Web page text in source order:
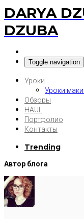
DARYA
DZUBA
Toggle navigation
Уроки
Уроки
Обзоры
HAUL
Портфолио
Контакты
Trending
Автор блога